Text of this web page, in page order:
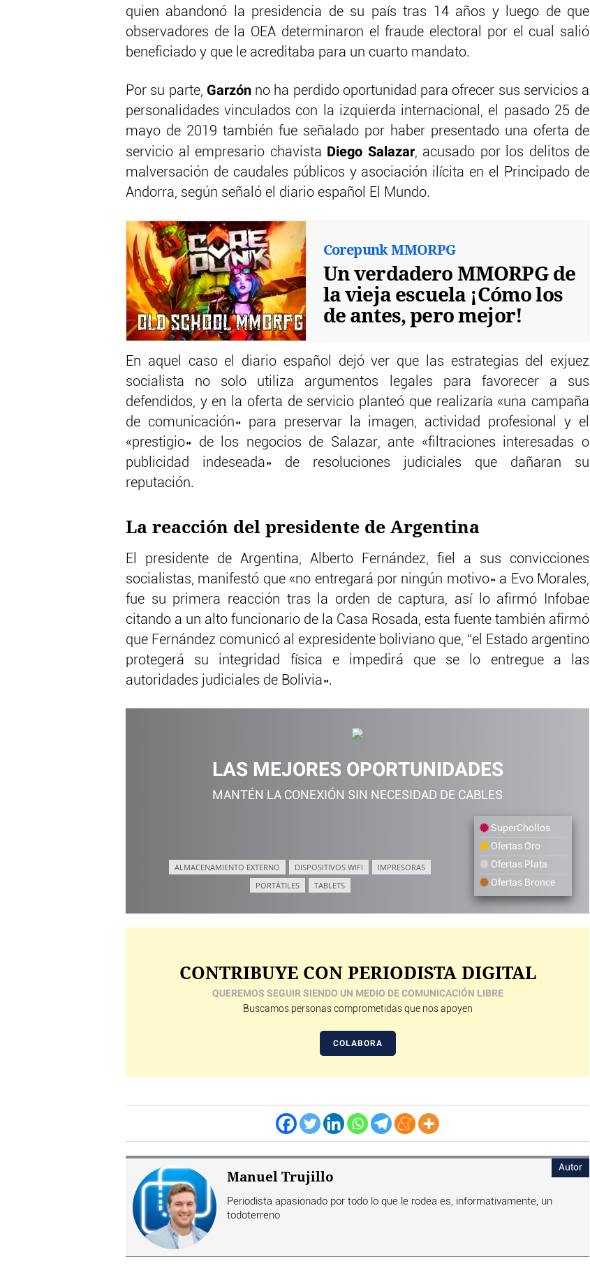
quien abandonó la presidencia de su país tras 14 años y luego de que
observadores de la OEA determinaron el fraude electoral por el cual salió
beneficiado y que le acreditaba para un cuarto mandato.
Por su parte, Garzónno ha perdido oportunidad para ofrecer sus servicios a
personalidades vinculados con la izquierda internacional, el pasado 25 de
mayo de 2019 también fue señalado por haber presentado una oferta de
servicio al empresario chavista Diego Salazar, acusado por los delitos de
malversación de caudales públicos y asociación ilícita en el Principado de
Andorra, según señaló el diario español El Mundo.
Corepunk MMORPG
Un verdadero MMORPG de
la vieja escuela ¡Cómo los
de antes, pero mejor!
En aquel caso el diario español dejó ver que las estrategias del exjuez
socialista no solo utiliza argumentos legales para favorecer a sus
defendidos, y en la oferta de servicio planteó que realizaría «una campaña
de comunicación» para preservar la imagen, actividad profesional y el
«prestigio» de los negocios de Salazar, ante «filtraciones interesadas o
publicidad indeseada» de resoluciones judiciales que dañaran su
reputación.
La reacción del presidente de Argentina
El presidente de Argentina, Alberto Fernández, fiel a sus convicciones
socialistas, manifestó que «no entregará por ningún motivo» a Evo Morales,
fue su primera reacción tras la orden de captura, así lo afirmó Infobae
citando a un alto funcionario de la Casa Rosada, esta fuente también afirmó
que Fernández comunicó al expresidente boliviano que, “el Estado argentino
protegerá su integridad física e impedirá que se lo entregue a las
autoridades judiciales de Bolivia».
LAS MEJORES OPORTUNIDADES
MANTÉN LA CONEXIÓN SIN NECESIDAD DE CABLES
ALMACENAMIENTO EXTERNO DISPOSITIVOS WIFI
IMPRESORAS
PORTÁTILES
TABLETS
SuperChollos
Ofertas Oro
Ofertas Plata
Ofertas Bronce
CONTRIBUYE CON PERIODISTA DIGITAL
QUEREMOS SEGUIR SIENDO UN MEDIO DE COMUNICACIÓN LIBRE
Buscamos personas comprometidas que nos apoyen
COLABORA
Autor
Manuel Trujillo
Periodista apasionado por todo lo que le rodea es, informativamente, un
todoterreno